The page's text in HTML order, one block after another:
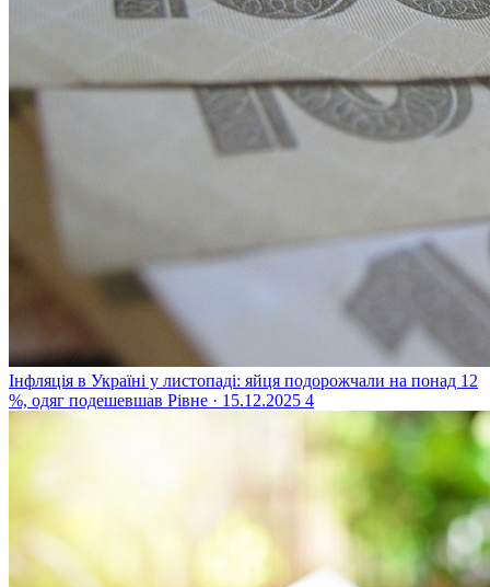
Інфляція в Україні у листопаді: яйця подорожчали на понад 12
%, одяг подешевшав Рівне · 15.12.2025 4